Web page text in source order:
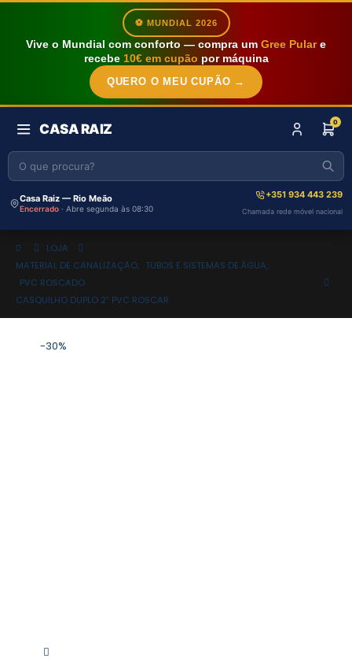
⚽ MUNDIAL 2026
Vive o Mundial com conforto — compra um Gree Pulare
recebe 10€ em cupão por máquina
QUERO O MEU CUPÃO →
CASA RAIZ 0
Casa Raiz — Rio Meão
Encerrado · Abre segunda às 08:30
+351 934 443 239
Chamada rede móvel nacional
LOJA
MATERIAL DE CANALIZAÇÃO, TUBOS E SISTEMAS DE ÁGUA,
PVC ROSCADO
CASQUILHO DUPLO 2″ PVC ROSCAR
-30%